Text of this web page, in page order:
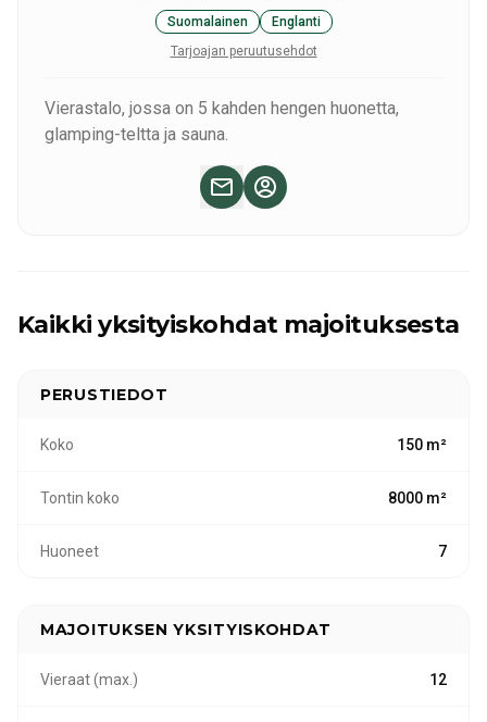
Suomalainen
Englanti
Tarjoajan peruutusehdot
Vierastalo, jossa on 5 kahden hengen huonetta,
glamping-teltta ja sauna.
Kaikki yksityiskohdat majoituksesta
PERUSTIEDOT
Koko 150 m²
Tontin koko 8000 m²
Huoneet 7
MAJOITUKSEN YKSITYISKOHDAT
Vieraat (max.) 12